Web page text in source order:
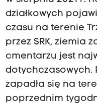
działkowych
czasu na terenie
przez SRK, ziemia
cmentarzu jest
dotychczasowych.
zapadła się na
poprzednim